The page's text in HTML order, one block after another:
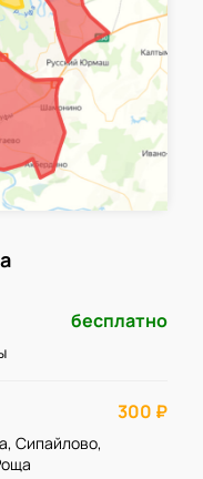
бесплатно
300 ₽
Сипайлово,